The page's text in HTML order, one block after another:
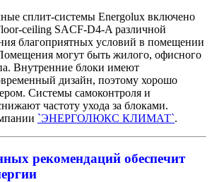
сплит-системы Energolux включено
ceiling SACF-D4-A различной
благоприятных условий в помещении
могут быть жилого, офисного
Внутренние блоки имеют
дизайн, поэтому хорошо
Системы самоконтроля и
частоту ухода за блоками.
`ЭНЕРГОЛЮКС КЛИМАТ`.
рекомендаций обеспечит